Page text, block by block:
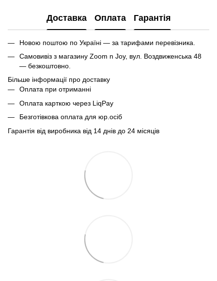
Доставка Оплата Гарантія
Новою поштою по Україні — за тарифами перевізника.
Самовивіз з магазину Zoom n Joy, вул. Воздвиженська 48
— безкоштовно.
Більше інформації про доставку
Оплата при отриманні
Оплата карткою через LiqPay
Безготівкова оплата для юр.осіб
Гарантія від виробника від 14 днів до 24 місяців